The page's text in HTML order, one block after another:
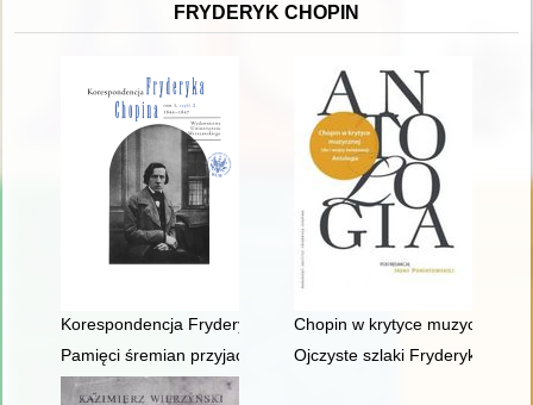
FRYDERYK CHOPIN
Korespondencja Fryderyka Chopina. T. 3 cz. 2,
Chopin w krytyce muzycznej
Pamięci śremian przyjaciół Fryderyka Chopina oraz
Ojczyste szlaki Fryderyka